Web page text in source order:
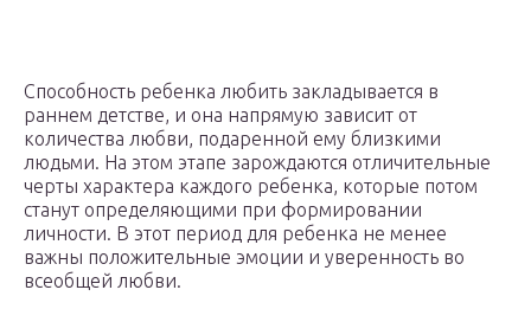
Способность ребенка любить закладывается в
раннем детстве, и она напрямую зависит от
количества любви, подаренной ему близкими
людьми. На этом этапе зарождаются отличительные
черты характера каждого ребенка, которые потом
станут определяющими при формировании
личности. В этот период для ребенка не менее
важны положительные эмоции и уверенность во
всеобщей любви.